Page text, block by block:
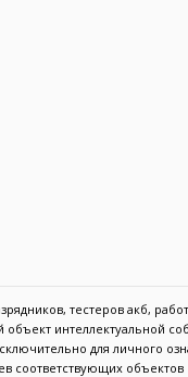
тестеров акб,
интеллектуальной
для личного
соответствующих